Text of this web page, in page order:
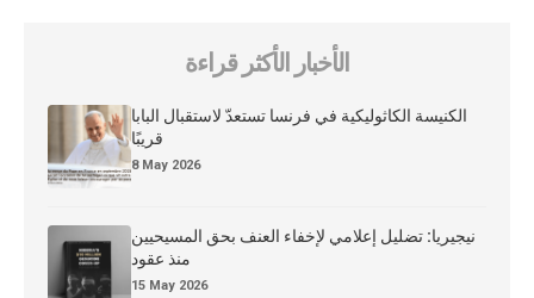
الأخبار الأكثر قراءة
الكنيسة الكاثوليكية في فرنسا تستعدّ لاستقبال البابا
قريبًا
8 May 2026
نيجيريا: تضليل إعلامي لإخفاء العنف بحق المسيحيين
منذ عقود
15 May 2026